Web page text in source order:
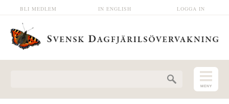
Hoppa till huvudinnehåll LOGGA IN
IN ENGLISH
BLI MEDLEM